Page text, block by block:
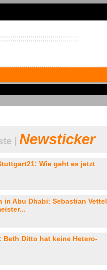
| Newsticker
Wie geht es jetzt
in Abu Dhabi: Sebastian Vettel
Beth Ditto hat keine Hetero-